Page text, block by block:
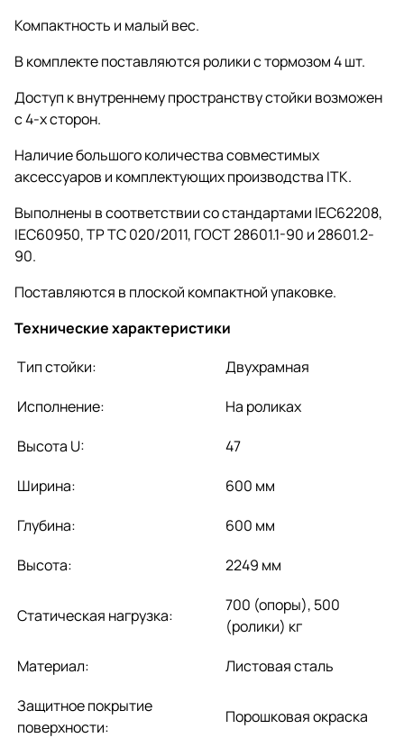
Компактность и малый вес.
В комплекте поставляются ролики с тормозом 4 шт.
Доступ к внутреннему пространству стойки возможен
с 4-х сторон.
Наличие большого количества совместимых
аксессуаров и комплектующих производства ITK.
Выполнены в соответствии со стандартами IEC62208,
IEC60950, ТР ТС 020/2011, ГОСТ 28601.1-90 и 28601.2-
90.
Поставляются в плоской компактной упаковке.
Технические характеристики
Тип стойки:
Двухрамная
Исполнение:
На роликах
Высота U:
47
Ширина:
600 мм
Глубина:
600 мм
Высота:
2249 мм
Статическая нагрузка:
700 (опоры), 500
(ролики) кг
Материал:
Листовая сталь
Защитное покрытие
поверхности:
Порошковая окраска